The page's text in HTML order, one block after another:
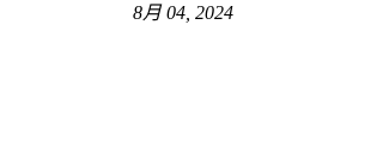
8月 04, 2024